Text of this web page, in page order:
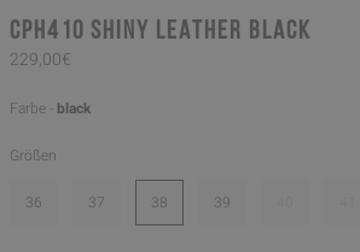
CPH410 shiny leather black
229,00€
Farbe - black
Größen
36 37 38 39